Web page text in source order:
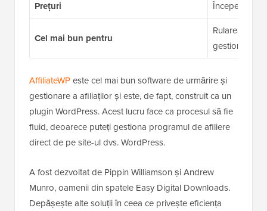
Prețuri Începe de la
Cel mai bun pentru
Rularea unui
gestionat
AffiliateWPeste cel mai bun software de urmărire și
gestionare a afiliaților și este, de fapt, construit ca un
plugin WordPress. Acest lucru face ca procesul să fie
fluid, deoarece puteți gestiona programul de afiliere
direct de pe site-ul dvs. WordPress.
A fost dezvoltat de Pippin Williamson și Andrew
Munro, oamenii din spatele Easy Digital Downloads.
Depășește alte soluții în ceea ce privește eficiența